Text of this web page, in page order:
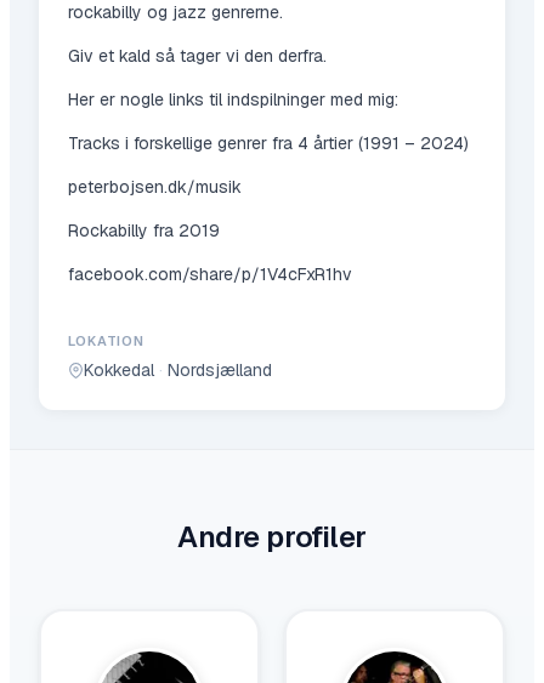
rockabilly og jazz genrerne.
Giv et kald så tager vi den derfra.
Her er nogle links til indspilninger med mig:
Tracks i forskellige genrer fra 4 årtier (1991 – 2024)
peterbojsen.dk/musik
Rockabilly fra 2019
facebook.com/share/p/1V4cFxR1hv
LOKATION
Kokkedal · Nordsjælland
Andre profiler